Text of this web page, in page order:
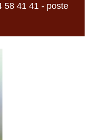
58 41 41 - poste